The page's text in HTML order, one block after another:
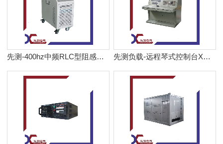
先测-400hz中频RLC型阻感容性负载箱 先测负载-远程琴式控制台XC-SK2